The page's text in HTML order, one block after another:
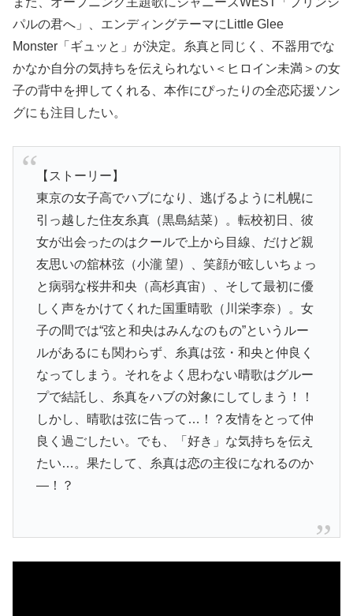
パルの君へ」、エンディングテーマにLittle Glee
Monster「ギュッと」が決定。糸真と同じく、不器用でな
かなか自分の気持ちを伝えられない＜ヒロイン未満＞の女
子の背中を押してくれる、本作にぴったりの全恋応援ソン
グにも注目したい。
【ストーリー】
東京の女子高でハブになり、逃げるように札幌に
引っ越した住友糸真（黒島結菜）。転校初日、彼
女が出会ったのはクールで上から目線、だけど親
友思いの舘林弦（小瀧 望）、笑顔が眩しいちょっ
と病弱な桜井和央（高杉真宙）、そして最初に優
しく声をかけてくれた国重晴歌（川栄李奈）。女
子の間では“弦と和央はみんなのもの”というルー
ルがあるにも関わらず、糸真は弦・和央と仲良く
なってしまう。それをよく思わない晴歌はグルー
プで結託し、糸真をハブの対象にしてしまう！！
しかし、晴歌は弦に告って…！？友情をとって仲
良く過ごしたい。でも、「好き」な気持ちを伝え
たい…。果たして、糸真は恋の主役になれるのか
―！？